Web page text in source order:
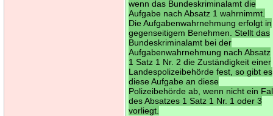
wenn das Bundeskriminalamt die
Aufgabe nach Absatz 1 wahrnimmt.
Die Aufgabenwahrnehmung erfolgt in
gegenseitigem Benehmen. Stellt das
Bundeskriminalamt bei der
Aufgabenwahrnehmung nach Absatz
1 Satz 1 Nr. 2 die Zuständigkeit einer
Landespolizeibehörde fest, so gibt es
diese Aufgabe an diese
Polizeibehörde ab, wenn nicht ein
des Absatzes 1 Satz 1 Nr. 1 oder 3
vorliegt.